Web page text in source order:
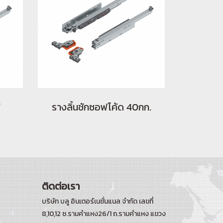
รางลิ้นชักซอฟโค้ด 40กก.
ติดต่อเรา
บริษัท บลู อินเตอร์เนชั่นแนล จำกัด เลขที่
8,10,12 ซ.รามคำแหง26/1 ถ.รามคำแหงแขวง